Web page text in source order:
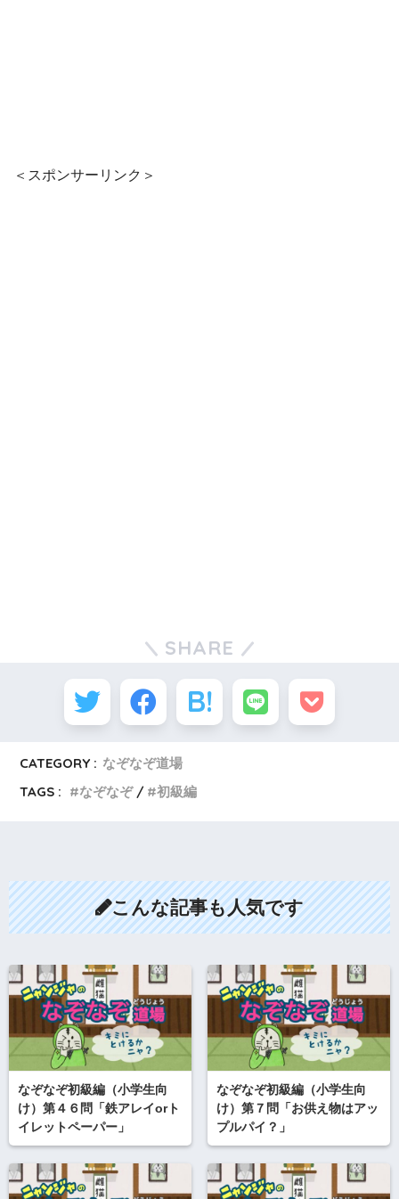
＜スポンサーリンク＞
SHARE
CATEGORY : なぞなぞ道場
TAGS :
なぞなぞ 初級編
こんな記事も人気です
なぞなぞ初級編（小学生向
け）第４６問「鉄アレイorト
イレットペーパー」
なぞなぞ初級編（小学生向
け）第７問「お供え物はアッ
プルパイ？」